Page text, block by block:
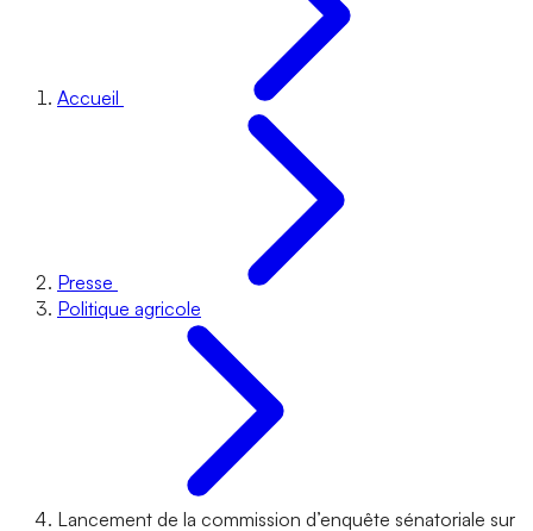
Accueil
Presse
Politique agricole
Lancement de la commission d’enquête sénatoriale sur